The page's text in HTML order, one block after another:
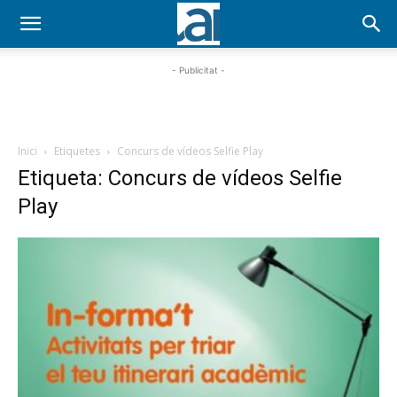
- Publicitat -
Inici Etiquetes Concurs de vídeos Selfie Play
Etiqueta: Concurs de vídeos Selfie
Play